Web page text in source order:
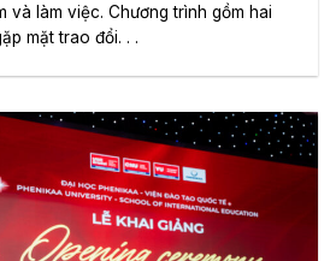
và làm việc. Chương trình gồm hai
mặt trao đổi. . .